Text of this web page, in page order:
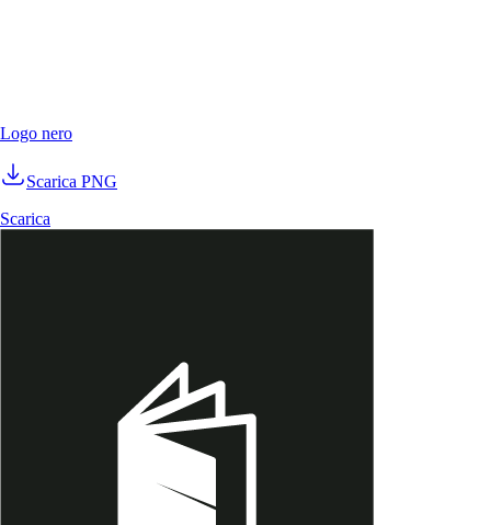
Logo nero
Scarica PNG
Scarica